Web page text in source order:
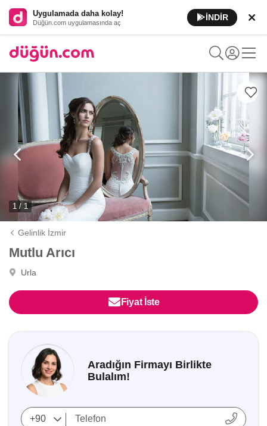
Uygulamada daha kolay!
Düğün.com uygulamasında aç
İNDİR
1 / 1
Gelinlik İzmir
Mutlu Arıcı
Urla
Fiyat İste
Aradığın Firmayı Birlikte
Bulalım!